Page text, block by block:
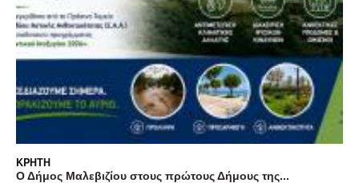
ΚΡΉΤΗ
Ο Δήμος Μαλεβιζίου στους πρώτους Δήμους της...